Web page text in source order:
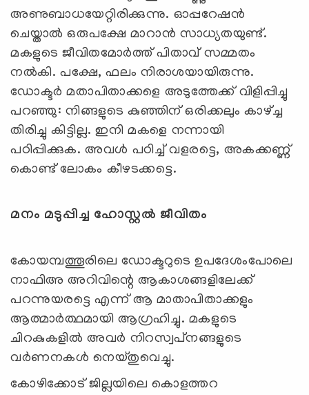
അണുബാധയേറ്റിരിക്കുന്നു. ഓപ്പറേഷന്‍
ചെയ്താല്‍ ഒരുപക്ഷേ മാറാന്‍ സാധ്യതയുണ്ട്.
മകളുടെ ജീവിതമോര്‍ത്ത് പിതാവ് സമ്മതം
നല്‍കി. പക്ഷേ, ഫലം നിരാശയായിരുന്നു.
ഡോക്ടര്‍ മതാപിതാക്കളെ അടുത്തേക്ക് വിളിപ്പിച്ചു
പറഞ്ഞു: നിങ്ങളുടെ കുഞ്ഞിന് ഒരിക്കലും കാഴ്ച്ച
തിരിച്ചു കിട്ടില്ല. ഇനി മകളെ നന്നായി
പഠിപ്പിക്കുക. അവള്‍ പഠിച്ച് വളരട്ടെ, അകക്കണ്ണ്
കൊണ്ട് ലോകം കീഴടക്കട്ടെ.
മനം മടുപ്പിച്ച ഹോസ്റ്റൽ ജീവിതം
കോയമ്പത്തൂരിലെ ഡോക്ടറുടെ ഉപദേശംപോലെ
നാഫിഅ അറിവിന്റെ ആകാശങ്ങളിലേക്ക്
പറന്നുയരട്ടെ എന്ന് ആ മാതാപിതാക്കളും
ആത്മാര്‍ത്ഥമായി ആഗ്രഹിച്ചു. മകളുടെ
ചിറകുകളില്‍ അവര്‍ നിറസ്വപ്‌നങ്ങളുടെ
വര്‍ണനകള്‍ നെയ്തുവെച്ചു.
കോഴിക്കോട് ജില്ലയിലെ കൊളത്തറ